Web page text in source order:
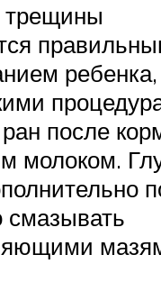
ребенка,
после
молоком.
смазывать